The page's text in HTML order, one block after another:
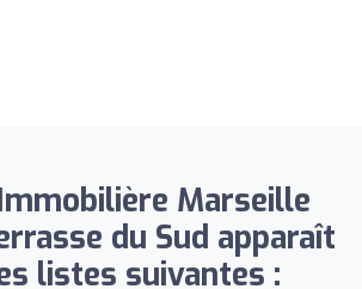
Marseille
du Sud apparaît
listes suivantes :